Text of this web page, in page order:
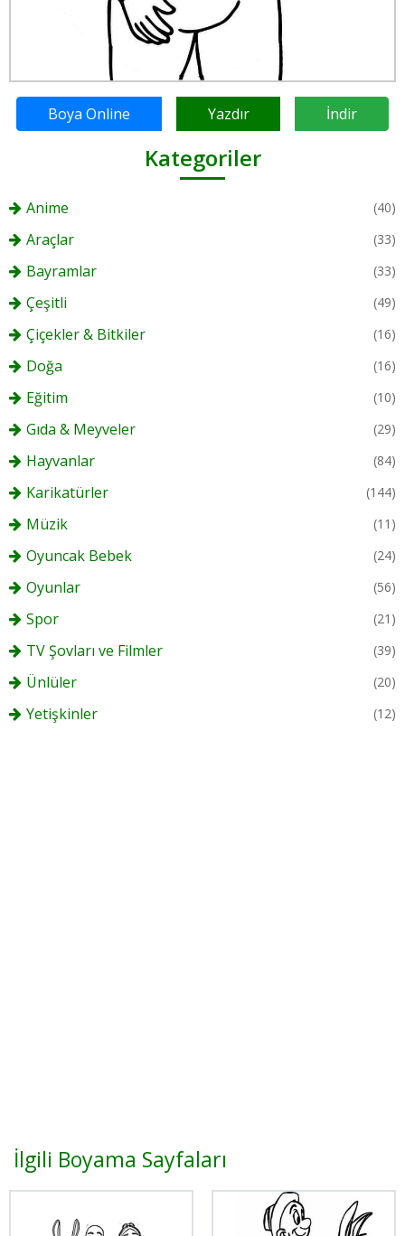
Boya Online Yazdır İndir
Kategoriler
Anime (40)
Araçlar (33)
Bayramlar (33)
Çeşitli (49)
Çiçekler & Bitkiler (16)
Doğa (16)
Eğitim (10)
Gıda & Meyveler (29)
Hayvanlar (84)
Karikatürler (144)
Müzik (11)
Oyuncak Bebek (24)
Oyunlar (56)
Spor (21)
TV Şovları ve Filmler (39)
Ünlüler (20)
Yetişkinler (12)
İlgili Boyama Sayfaları